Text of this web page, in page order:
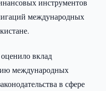
инструментов
международных
вклад
международных
в сфере